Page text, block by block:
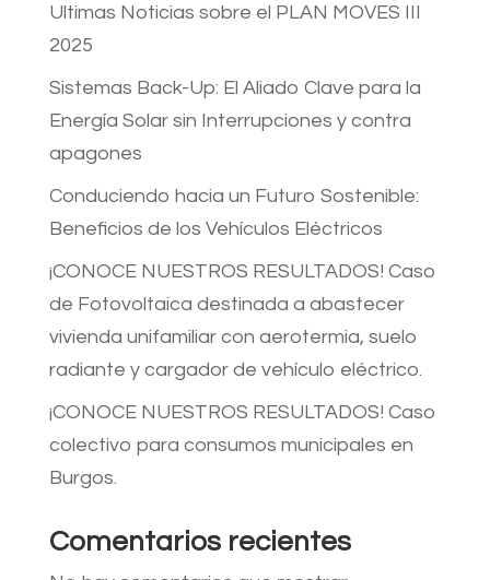
Ultimas Noticias sobre el PLAN MOVES III
2025
Sistemas Back-Up: El Aliado Clave para la
Energía Solar sin Interrupciones y contra
apagones
Conduciendo hacia un Futuro Sostenible:
Beneficios de los Vehículos Eléctricos
¡CONOCE NUESTROS RESULTADOS! Caso
de Fotovoltaica destinada a abastecer
vivienda unifamiliar con aerotermia, suelo
radiante y cargador de vehículo eléctrico.
¡CONOCE NUESTROS RESULTADOS! Caso
colectivo para consumos municipales en
Burgos.
Comentarios recientes